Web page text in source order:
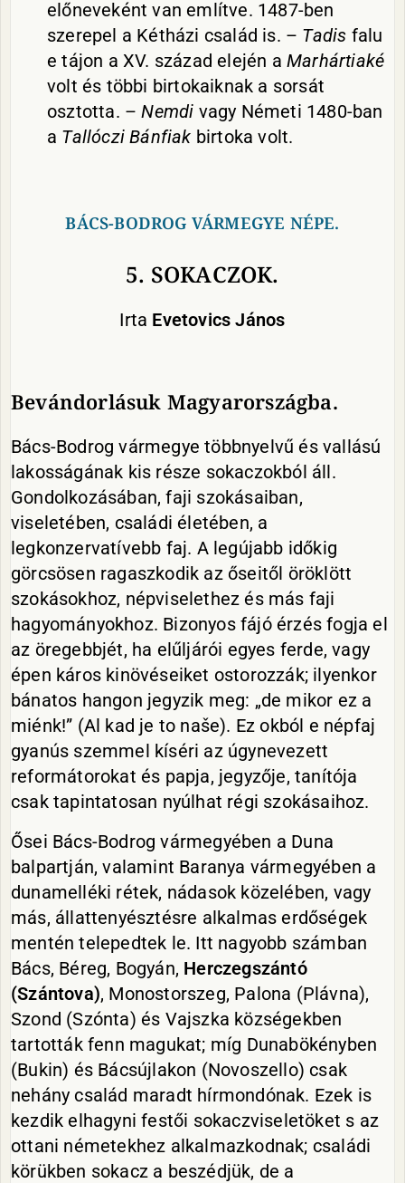
előneveként van említve. 1487-ben
szerepel a Kétházi család is. – Tadis falu
e tájon a XV. század elején a Marhártiaké
volt és többi birtokaiknak a sorsát
osztotta. –Nemdi vagy Németi 1480-ban
a Tallóczi Bánfiak birtoka volt.
BÁCS-BODROG VÁRMEGYE NÉPE.
5. SOKACZOK.
Irta Evetovics János
Bevándorlásuk Magyarországba.
Bács-Bodrog vármegye többnyelvű és vallású
lakosságának kis része sokaczokból áll.
Gondolkozásában, faji szokásaiban,
viseletében, családi életében, a
legkonzervatívebb faj. A legújabb időkig
görcsösen ragaszkodik az őseitől öröklött
szokásokhoz, népviselethez és más faji
hagyományokhoz. Bizonyos fájó érzés fogja el
az öregebbjét, ha elűljárói egyes ferde, vagy
épen káros kinövéseiket ostorozzák; ilyenkor
bánatos hangon jegyzik meg: „de mikor ez a
miénk!” (Al kad je to naše). Ez okból e népfaj
gyanús szemmel kíséri az úgynevezett
reformátorokat és papja, jegyzője, tanítója
csak tapintatosan nyúlhat régi szokásaihoz.
Ősei Bács-Bodrog vármegyében a Duna
balpartján, valamint Baranya vármegyében a
dunamelléki rétek, nádasok közelében, vagy
más, állattenyésztésre alkalmas erdőségek
mentén telepedtek le. Itt nagyobb számban
Bács, Béreg, Bogyán, Herczegszántó
(Szántova), Monostorszeg, Palona (Plávna),
Szond (Szónta) és Vajszka községekben
tartották fenn magukat; míg Dunabökényben
(Bukin) és Bácsújlakon (Novoszello) csak
nehány család maradt hírmondónak. Ezek is
kezdik elhagyni festői sokaczviseletöket s az
ottani németekhez alkalmazkodnak; családi
körükben sokacz a beszédjük, de a